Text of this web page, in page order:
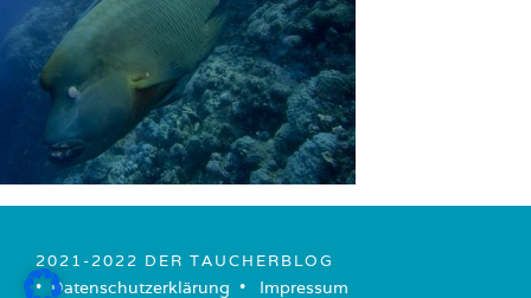
2021-2022 DER TAUCHERBLOG
• ­ Datenschutzerklärung ­ • ­ Impressum